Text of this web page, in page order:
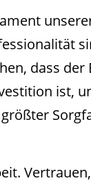
dass der
ist,